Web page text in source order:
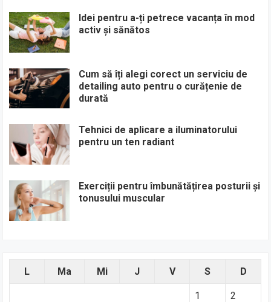
Idei pentru a-ți petrece vacanța în mod
activ și sănătos
Cum să îți alegi corect un serviciu de
detailing auto pentru o curățenie de
durată
Tehnici de aplicare a iluminatorului
pentru un ten radiant
Exerciții pentru îmbunătățirea posturii și
tonusului muscular
L Ma Mi J V S D
1 2